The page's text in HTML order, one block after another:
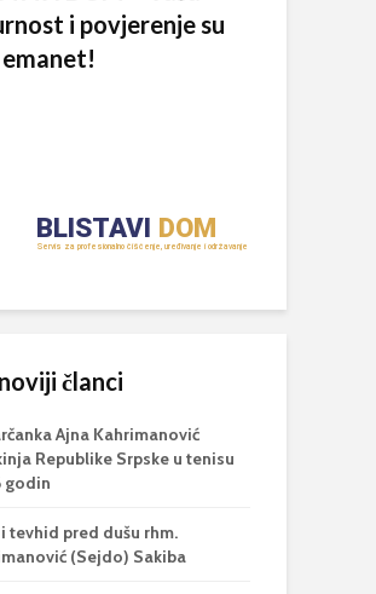
i povjerenje su
emanet!
članci
Ajna Kahrimanović
Republike Srpske u tenisu
godin
i tevhid pred dušu rhm.
(Sejdo) Sakiba